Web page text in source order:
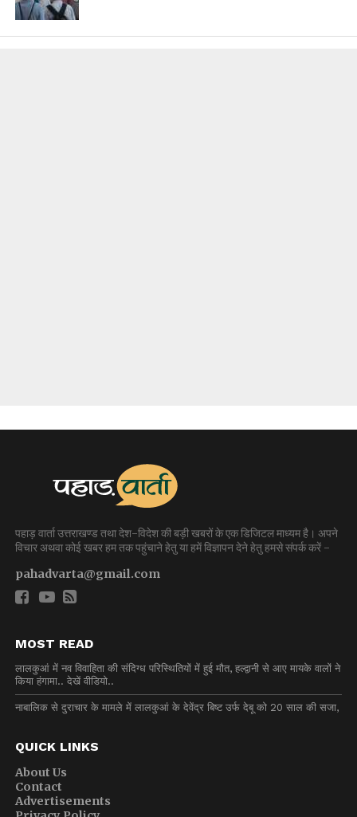
पहाड़ वार्ता उत्तराखण्ड तथा देश-विदेश की बड़ी खबरों के एक डिजिटल माध्यम है। अपने
विचार अथवा कोई खबर हम तक पहुंचाने हेतु या हमें विज्ञापन देने हेतु हमसे संपर्क करें -
pahadvarta@gmail.com
MOST READ
लालकुआं में नव विवाहिता की संदिग्ध परिस्थितियों में हुई मौत, हल्द्वानी से आए मायके वालों ने
किया हंगामा.. देखें वीडियो..
नाबालिक से दुराचार के मामले में लालकुआं के देवेंद्र बिष्ट उर्फ देबू को 20 साल की सजा,
QUICK LINKS
About Us
Contact
Advertisements